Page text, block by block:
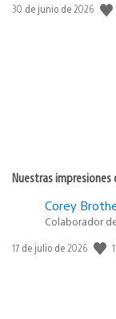
Fecha
30 de junio de 2026
Nuestras impresiones
Corey
Colaborador
Fecha
17 de julio de 2026